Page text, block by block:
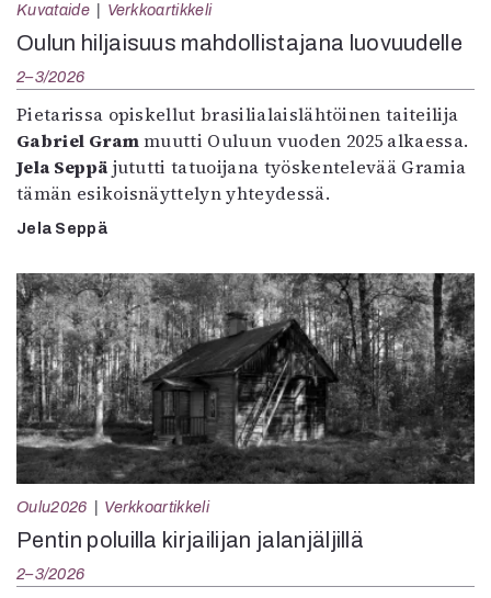
Kuvataide Verkkoartikkeli
Oulun hiljaisuus mahdollistajana luovuudelle
2–3/2026
Pietarissa opiskellut brasilialaislähtöinen taiteilija
Gabriel Grammuutti Ouluun vuoden 2025 alkaessa.
Jela Seppä jututti tatuoijana työskentelevää Gramia
tämän esikoisnäyttelyn yhteydessä.
Jela Seppä
Oulu2026 Verkkoartikkeli
Pentin poluilla kirjailijan jalanjäljillä
2–3/2026